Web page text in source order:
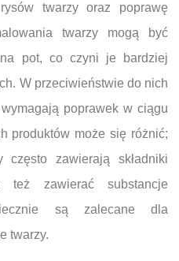
twarzy oraz poprawę
twarzy mogą być
pot, co czyni je bardziej
W przeciwieństwie do nich
poprawek w ciągu
produktów może się różnić;
zawierają składniki
też zawierać substancje
są zalecane dla
twarzy.